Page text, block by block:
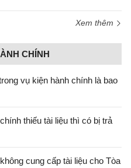
Xem thêm
CHÍNH
vụ kiện hành chính là bao
thiếu tài liệu thì có bị trả
cung cấp tài liệu cho Tòa